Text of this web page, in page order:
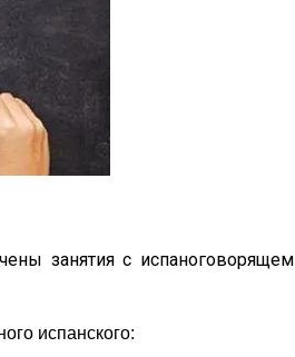
занятия с испаноговорящем
испанского: